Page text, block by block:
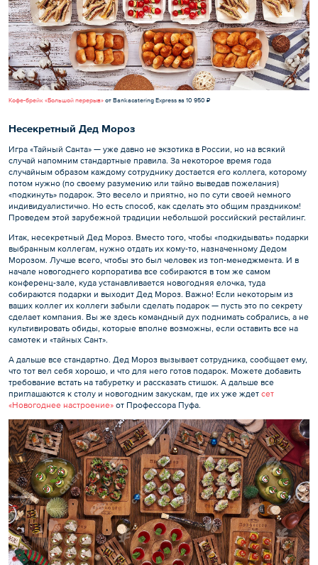
Кофе-брейк «Большой перерыв» от Bankacatering Express за 10 950 ₽
Несекретный Дед Мороз
Игра «Тайный Санта» — уже давно не экзотика в России, но на всякий
случай напомним стандартные правила. За некоторое время года
случайным образом каждому сотруднику достается его коллега, которому
потом нужно (по своему разумению или тайно выведав пожелания)
«подкинуть» подарок. Это весело и приятно, но по сути своей немного
индивидуалистично. Но есть способ, как сделать это общим праздником!
Проведем этой зарубежной традиции небольшой российский рестайлинг.
Итак, несекретный Дед Мороз. Вместо того, чтобы «подкидывать» подарки
выбранным коллегам, нужно отдать их кому-то, назначенному Дедом
Морозом. Лучше всего, чтобы это был человек из топ-менеджмента. И в
начале новогоднего корпоратива все собираются в том же самом
конференц-зале, куда устанавливается новогодняя елочка, туда
собираются подарки и выходит Дед Мороз. Важно! Если некоторым из
ваших коллег их коллеги забыли сделать подарок — пусть это по секрету
сделает компания. Вы же здесь командный дух поднимать собрались, а не
культивировать обиды, которые вполне возможны, если оставить все на
самотек и «тайных Сант».
А дальше все стандартно. Дед Мороз вызывает сотрудника, сообщает ему,
что тот вел себя хорошо, и что для него готов подарок. Можете добавить
требование встать на табуретку и рассказать стишок. А дальше все
приглашаются к столу и новогодним закускам, где их уже ждет сет
«Новогоднее настроение» от Профессора Пуфа.